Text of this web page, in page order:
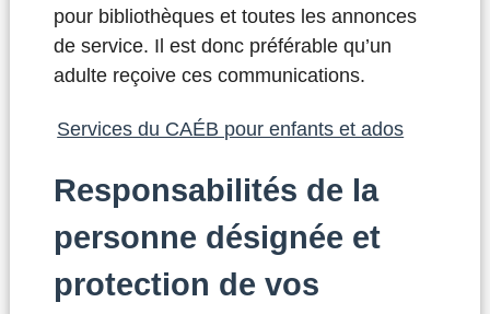
pour bibliothèques et toutes les annonces
de service. Il est donc préférable qu’un
adulte reçoive ces communications.
Services du CAÉB pour enfants et ados
Responsabilités de la
personne désignée et
protection de vos